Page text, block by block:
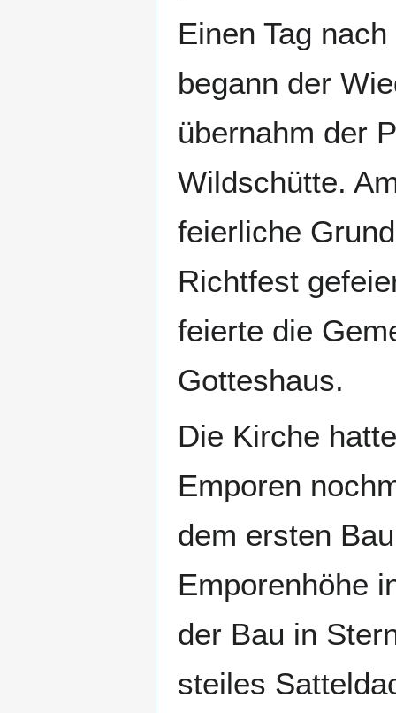
Einen Tag
begann der
übernahm der
Wildschütte.
feierliche
Richtfest
feierte die
Gotteshaus.
Die Kirche
Emporen
dem ersten
Emporenhöhe
der Bau in
steiles